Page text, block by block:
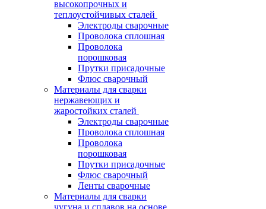
высокопрочных и
теплоустойчивых сталей
Электроды сварочные
Проволока сплошная
Проволока
порошковая
Прутки присадочные
Флюс сварочный
Материалы для сварки
нержавеющих и
жаростойких сталей
Электроды сварочные
Проволока сплошная
Проволока
порошковая
Прутки присадочные
Флюс сварочный
Ленты сварочные
Материалы для сварки
чугуна и сплавов на основе